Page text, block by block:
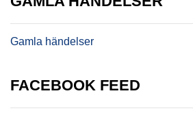
Gamla händelser
FACEBOOK FEED